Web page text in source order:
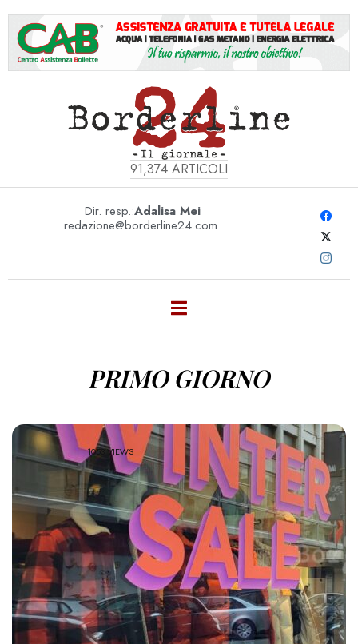
91,374 ARTICOLI
Dir. resp.:Adalisa Mei
redazione@borderline24.com
PRIMO GIORNO
1053 VIEWS